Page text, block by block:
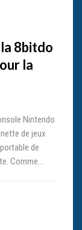
8bitdo
la
Nintendo
de jeux
de
Comme…